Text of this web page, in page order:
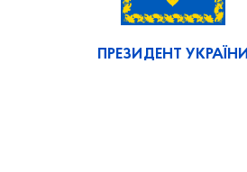
ПРЕЗИДЕНТ УКРАЇНИ